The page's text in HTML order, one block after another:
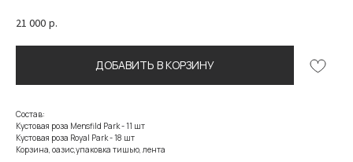
21 000 р.
ДОБАВИТЬ В КОРЗИНУ
Состав:
Кустовая роза Mensfild Park - 11 шт
Кустовая роза Royal Park - 18 шт
Корзина, оазис,упаковка тишью, лента